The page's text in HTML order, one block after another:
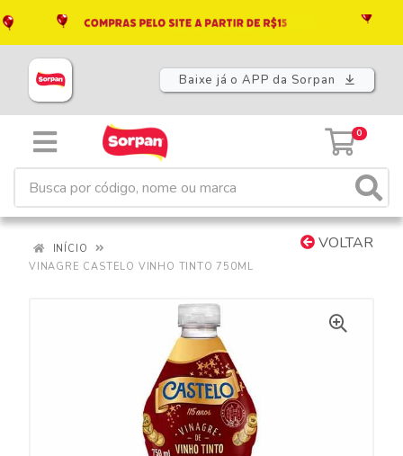
Baixe já o APP da Sorpan
0
VOLTAR
INÍCIO
VINAGRE CASTELO VINHO TINTO 750ML